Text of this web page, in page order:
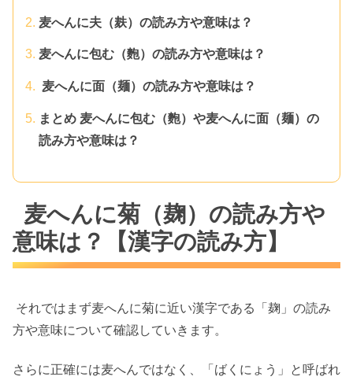
麦へんに夫（麸）の読み方や意味は？
麦へんに包む（麭）の読み方や意味は？
麦へんに面（麺）の読み方や意味は？
まとめ 麦へんに包む（麭）や麦へんに面（麺）の
読み方や意味は？
麦へんに菊（麹）の読み方や
意味は？【漢字の読み方】
それではまず麦へんに菊に近い漢字である「麹」の読み
方や意味について確認していきます。
さらに正確には麦へんではなく、「ばくにょう」と呼ばれ